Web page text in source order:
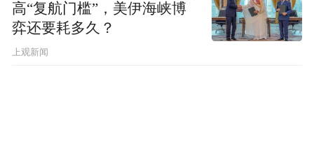
高“复航门槛”，美伊海峡博
弈还要耗多久？
上观新闻